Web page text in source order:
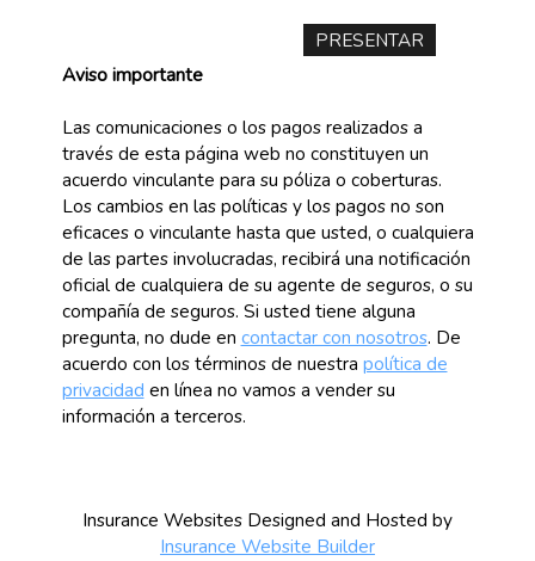
Aviso importante
Las comunicaciones o los pagos realizados a
través de esta página web no constituyen un
acuerdo vinculante para su póliza o coberturas.
Los cambios en las políticas y los pagos no son
eficaces o vinculante hasta que usted, o cualquiera
de las partes involucradas, recibirá una notificación
oficial de cualquiera de su agente de seguros, o su
compañía de seguros. Si usted tiene alguna
pregunta, no dude en contactar con nosotros. De
acuerdo con los términos de nuestra política de
privacidad en línea no vamos a vender su
información a terceros.
Insurance Websites Designed and Hosted by
Insurance Website Builder